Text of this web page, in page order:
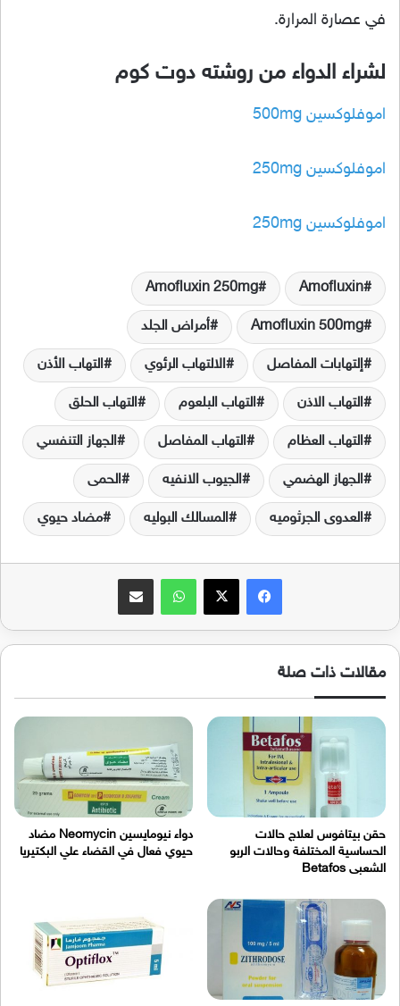
في عصارة المرارة.
لشراء الدواء من روشته دوت كوم
اموفلوكسين 500mg
اموفلوكسين 250mg
اموفلوكسين 250mg
Amofluxin
Amofluxin 250mg
Amofluxin 500mg أمراض الجلد
إلتهابات المفاصل الالتهاب الرئوي التهاب الأذن
التهاب الاذن التهاب البلعوم التهاب الحلق
التهاب العظام التهاب المفاصل الجهاز التنفسي
الجهاز الهضمي الجيوب الانفيه الحمى
العدوى الجرثوميه المسالك البوليه مضاد حيوي
فيسبوك واتساب
مقالات ذات صلة
حقن بيتافوس لعلاج حالات
الحساسية المختلفة وحالات الربو
الشعبى Betafos
دواء نيومايسين Neomycin مضاد
حيوي فعال في القضاء علي البكتيريا